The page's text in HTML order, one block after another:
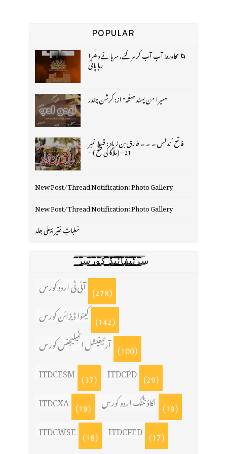
POPULAR
🌀 محاورہ: آب آب کر مر گئے، سرہانے دھرا
رہا پانی
"میرا من پسند صفحہ" از: کرشن چندر
فاتح اُندلس ۔ ۔ ۔ طارق بن زیاد : قسط نمبر
21═(ملاگا کی فتح )═
New Post/Thread Notification: Photo Gallery
New Post/Thread Notification: Photo Gallery
خطباتِ فقیر پہلی جلد
س̳̿͟͞ر̳̿͟͞ٹ̳̿͟͞ی̳̿͟͞ف̳̿͟͞ا̳̿͟͞ي̳̳̿ٔ̿͟͟͞͞ی̳̿͟͞ڈ̳̿͟͞ ̳̿͟͞ک̳̿͟͞و̳̿͟͞ر̳̿͟͞س̳̿͟͞ز̳̿͟͞
آئی ٹی اردو کورس (278)
کینوا ڈیزائن کورس (142)
آرٹیفیشل انٹیلیجنس کورس (100)
ITDCESM (37) ITDCPD (29)
ITDCXA (19) اکاؤنٹنگ اردو کورس (19)
ITDCWSE (18) ITDCFED (17)